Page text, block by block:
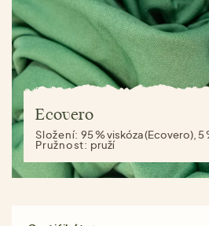
Ecovero
Složení:95 % viskóza (Ecovero), 5
Pružnost: pruží